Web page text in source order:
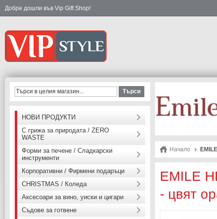
Добре дошли във Vip Gift Shop!
Начало
EMILE
- цвят
Търси
НОВИ ПРОДУКТИ
С грижа за природата / ZERO
WASTE
Форми за печене / Сладкарски
инструменти
Корпоративни / Фирмени подаръци
CHRISTMAS / Коледа
Аксесоари за вино, уиски и цигари
Съдове за готвене